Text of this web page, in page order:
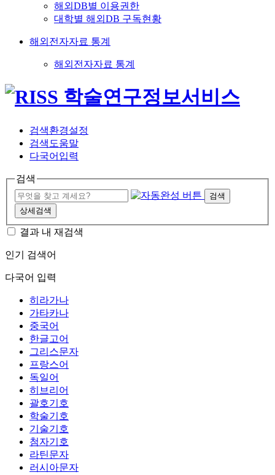
해외DB별 이용권한
대학별 해외DB 구독현황
해외전자자료 통계
해외전자자료 통계
검색환경설정
검색도움말
다국어입력
검색
검색
상세검색
결과 내 재검색
인기 검색어
다국어 입력
히라가나
가타카나
중국어
한글고어
그리스문자
프랑스어
독일어
히브리어
괄호기호
학술기호
기술기호
첨자기호
라틴문자
러시아문자